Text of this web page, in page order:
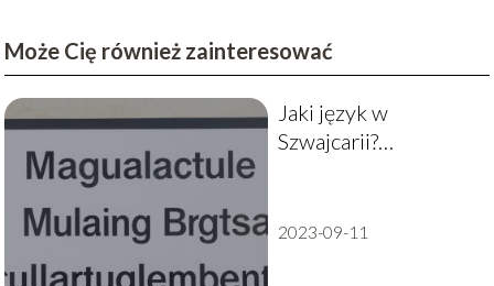
Może Cię również zainteresować
Jaki język w
Szwajcarii?
krainie
2023-09-11